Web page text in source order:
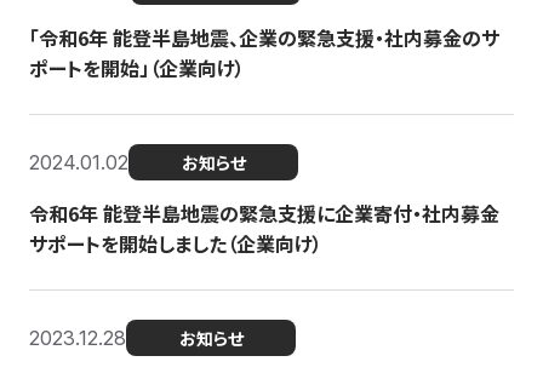
「令和6年 能登半島地震、企業の緊急支援・社内募金のサ
ポートを開始」（企業向け）
2024.01.02 お知らせ
令和6年 能登半島地震の緊急支援に企業寄付・社内募金
サポートを開始しました（企業向け）
2023.12.28 お知らせ